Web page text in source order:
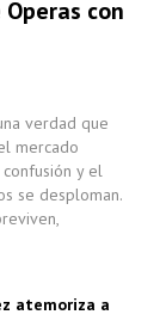
con
verdad que
mercado
y el
se desploman.
atemoriza a